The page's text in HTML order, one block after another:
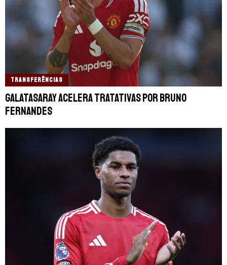
TRANSFERÊNCIAS
Galatasaray acelera tratativas por Bruno
Fernandes